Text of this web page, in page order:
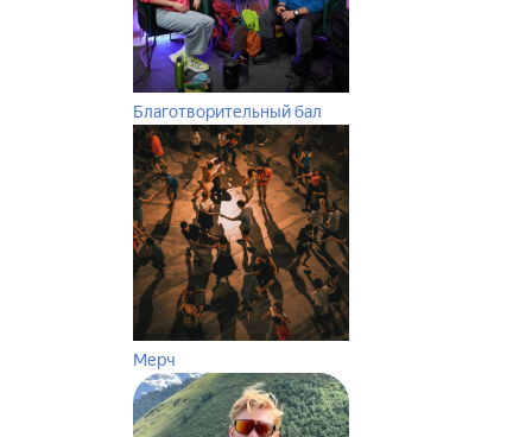
Благотворительный бал
Мерч